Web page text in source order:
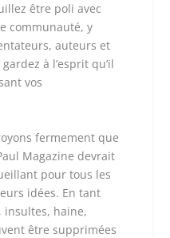
être poli avec
communauté, y
auteurs et
à l’esprit qu’il
vos
fermement que
Magazine devrait
pour tous les
idées. En tant
insultes, haine,
être supprimées